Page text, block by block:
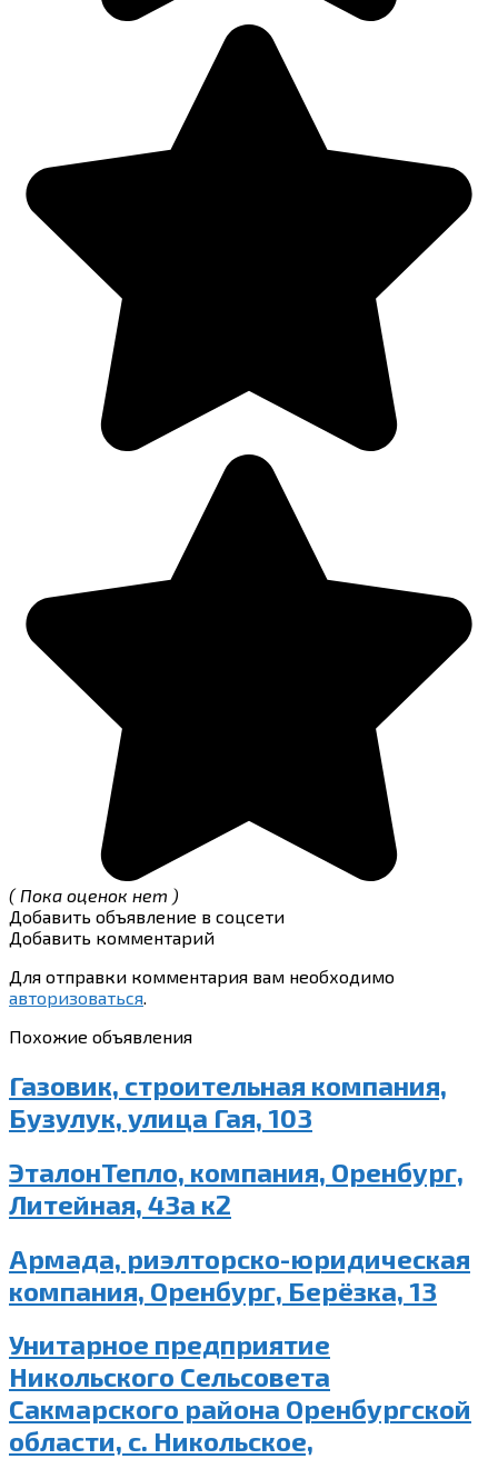
( Пока оценок нет )
Добавить объявление в соцсети
Добавить комментарий
Для отправки комментария вам необходимо
авторизоваться.
Похожие объявления
Газовик, строительная компания,
Бузулук, улица Гая, 103
ЭталонТепло, компания, Оренбург,
Литейная, 43а к2
Армада, риэлторско-юридическая
компания, Оренбург, Берёзка, 13
Унитарное предприятие
Никольского Сельсовета
Сакмарского района Оренбургской
области, с. Никольское,